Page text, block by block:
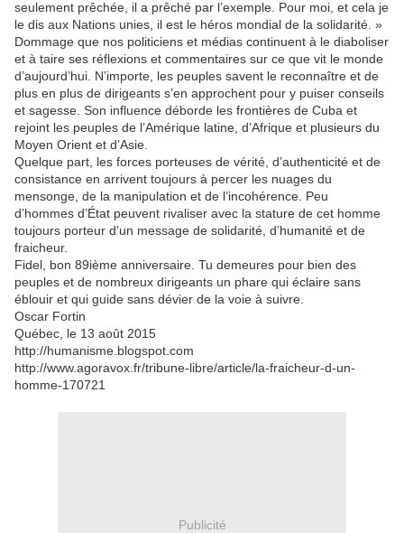
seulement prêchée, il a prêché par l’exemple. Pour moi, et cela je
le dis aux Nations unies, il est le héros mondial de la solidarité. »
Dommage que nos politiciens et médias continuent à le diaboliser
et à taire ses réflexions et commentaires sur ce que vit le monde
d’aujourd’hui. N’importe, les peuples savent le reconnaître et de
plus en plus de dirigeants s’en approchent pour y puiser conseils
et sagesse. Son influence déborde les frontières de Cuba et
rejoint les peuples de l’Amérique latine, d’Afrique et plusieurs du
Moyen Orient et d’Asie.
Quelque part, les forces porteuses de vérité, d’authenticité et de
consistance en arrivent toujours à percer les nuages du
mensonge, de la manipulation et de l’incohérence. Peu
d’hommes d’État peuvent rivaliser avec la stature de cet homme
toujours porteur d’un message de solidarité, d’humanité et de
fraicheur.
Fidel, bon 89ième anniversaire. Tu demeures pour bien des
peuples et de nombreux dirigeants un phare qui éclaire sans
éblouir et qui guide sans dévier de la voie à suivre.
Oscar Fortin
Québec, le 13 août 2015
http://humanisme.blogspot.com
http://www.agoravox.fr/tribune-libre/article/la-fraicheur-d-un-
homme-170721
Publicité